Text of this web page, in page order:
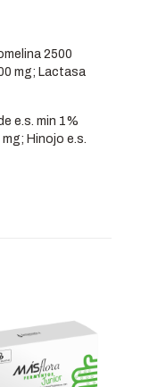
2500
mg; Lactasa
e.s. min 1%
Hinojo e.s.